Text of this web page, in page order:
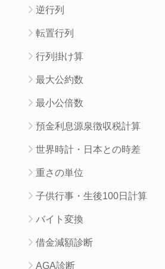
逆行列
転置行列
行列掛け算
最大公約数
最小公倍数
預金利息源泉徴収税計算
世界時計・日本との時差
重さの単位
子供行事・生後100日計算
バイト変換
借金減額診断
AGA診断